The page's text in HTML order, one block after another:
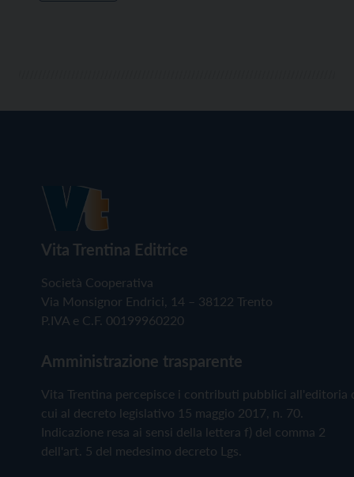
Vita Trentina Editrice
Società Cooperativa
Via Monsignor Endrici, 14 – 38122 Trento
P.IVA e C.F. 00199960220
Amministrazione trasparente
Vita Trentina percepisce i contributi pubblici all'editoria
cui al decreto legislativo 15 maggio 2017, n. 70.
Indicazione resa ai sensi della lettera f) del comma 2
dell'art. 5 del medesimo decreto Lgs.